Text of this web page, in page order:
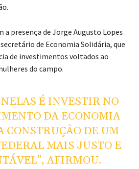
a presença de Jorge Augusto Lopes
de Economia Solidária, que
de investimentos voltados ao
do campo.
É INVESTIR NO
DA ECONOMIA
CONSTRUÇÃO DE UM
MAIS JUSTO E
AFIRMOU.